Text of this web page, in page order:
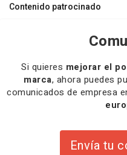
Contenido patrocinado
Si quieres mejorar el
marca, ahora puedes
comunicados de empresa
Envía tu